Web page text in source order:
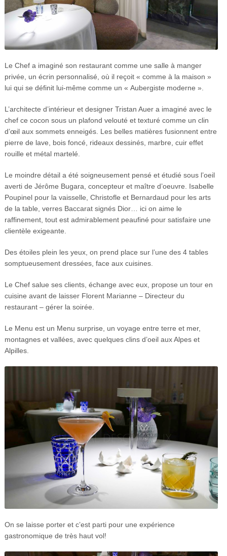
Le Chef a imaginé son restaurant comme une salle à manger
privée, un écrin personnalisé, où il reçoit « comme à la maison »
lui qui se définit lui-même comme un « Aubergiste moderne ».
L’architecte d’intérieur et designer Tristan Auer a imaginé avec le
chef ce cocon sous un plafond velouté et texturé comme un clin
d’œil aux sommets enneigés. Les belles matières fusionnent entre
pierre de lave, bois foncé, rideaux dessinés, marbre, cuir effet
rouille et métal martelé.
Le moindre détail a été soigneusement pensé et étudié sous l’oeil
averti de Jérôme Bugara, concepteur et maître d’oeuvre. Isabelle
Poupinel pour la vaisselle, Christofle et Bernardaud pour les arts
de la table, verres Baccarat signés Dior… ici on aime le
raffinement, tout est admirablement peaufiné pour satisfaire une
clientèle exigeante.
Des étoiles plein les yeux, on prend place sur l’une des 4 tables
somptueusement dressées, face aux cuisines.
Le Chef salue ses clients, échange avec eux, propose un tour en
cuisine avant de laisser Florent Marianne – Directeur du
restaurant – gérer la soirée.
Le Menu est un Menu surprise, un voyage entre terre et mer,
montagnes et vallées, avec quelques clins d’oeil aux Alpes et
Alpilles.
On se laisse porter et c’est parti pour une expérience
gastronomique de très haut vol!